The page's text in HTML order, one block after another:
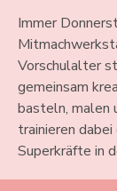
Immer
Vorschulalter
gemeinsam
basteln, malen
trainieren
Superkräfte in